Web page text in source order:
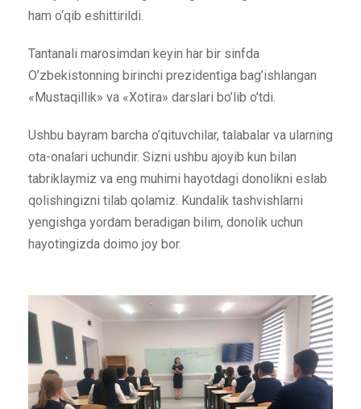
ham o‘qib eshittirildi.
Tantanali marosimdan keyin har bir sinfda
O’zbekistonning birinchi prezidentiga bag’ishlangan
«Mustaqillik» va «Xotira» darslari bo’lib o’tdi.
Ushbu bayram barcha o’qituvchilar, talabalar va ularning
ota-onalari uchundir. Sizni ushbu ajoyib kun bilan
tabriklaymiz va eng muhimi hayotdagi donolikni eslab
qolishingizni tilab qolamiz. Kundalik tashvishlarni
yengishga yordam beradigan bilim, donolik uchun
hayotingizda doimo joy bor.